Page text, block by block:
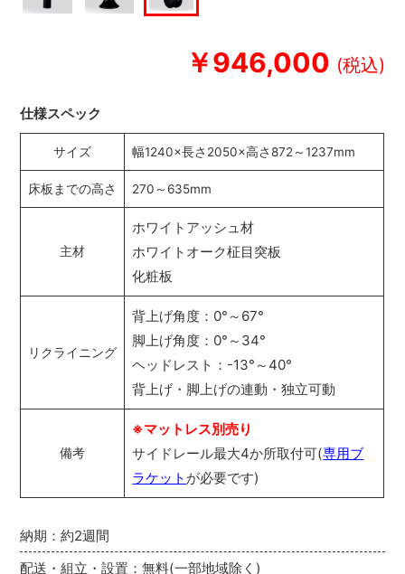
￥946,000
納期：約2週間
配送・組立・設置：無料(一部地域除く)
仕様スペック
サイズ 幅1240×長さ2050×高さ872～1237mm
床板までの高さ 270～635mm
主材
ホワイトアッシュ材
ホワイトオーク柾目突板
化粧板
リクライニング
背上げ角度：0°～67°
脚上げ角度：0°～34°
ヘッドレスト：-13°～40°
背上げ・脚上げの連動・独立可動
備考
※マットレス別売り
サイドレール最大4か所取付可(専用ブ
ラケット が必要です)